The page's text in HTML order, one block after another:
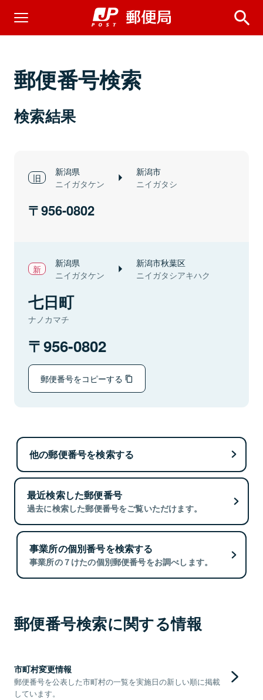
郵便番号検索
検索結果
新潟県
ニイガタケン
新潟市
ニイガタシ
956-0802
新潟県
ニイガタケン
新潟市秋葉区
ニイガタシアキハク
七日町
ナノカマチ
956-0802
郵便番号をコピーする
他の郵便番号を検索する
最近検索した郵便番号
過去に検索した郵便番号をご覧いただけます。
事業所の個別番号を検索する
事業所の７けたの個別郵便番号をお調べします。
郵便番号検索に関する情報
市町村変更情報
郵便番号を公表した市町村の一覧を実施日の新しい順に掲載
しています。